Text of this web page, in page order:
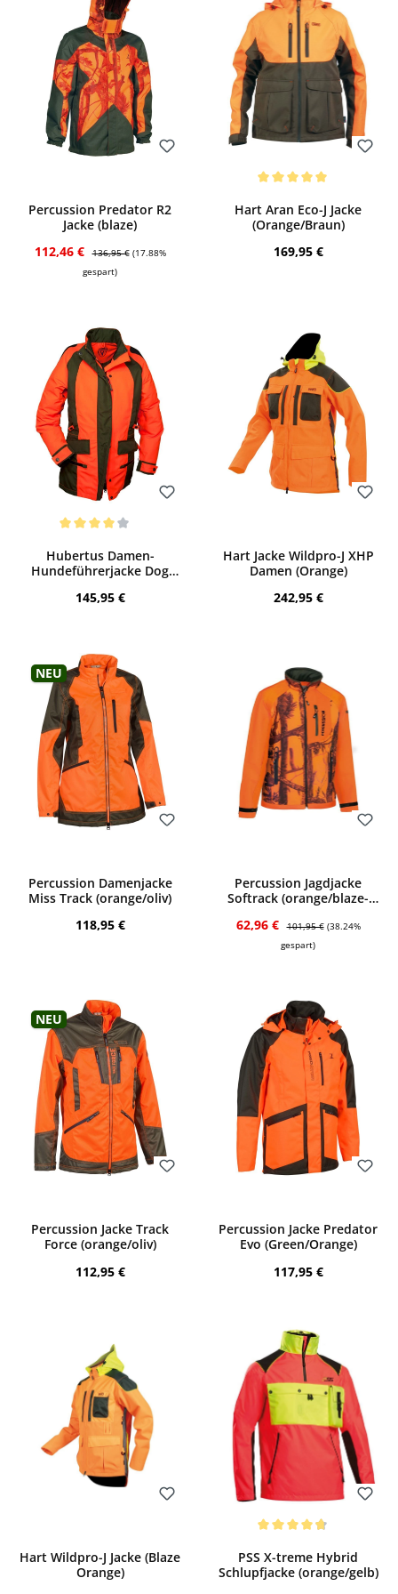
Percussion Predator R2
Jacke (blaze)
Verkaufspreis:
112,46 € Regulärer Preis:
136,95 € (17.88%
gespart)
Bewerten
Hart Aran Eco-J Jacke
(Orange/Braun)
Regulärer Preis:
169,95 €
Bewerten
Hubertus Damen-
Hundeführerjacke Dog
Regulärer Preis:
145,95 €
Hart Jacke Wildpro-J XHP
Damen (Orange)
Regulärer Preis:
242,95 €
Neu
Percussion Damenjacke
Miss Track (orange/oliv)
Regulärer Preis:
118,95 €
Percussion Jagdjacke
Softrack (orange/blaze-
Verkaufspreis:
62,96 € Regulärer Preis:
101,95 € (38.24%
gespart)
Neu
Percussion Jacke Track
Force (orange/oliv)
Regulärer Preis:
112,95 €
Percussion Jacke Predator
Evo (Green/Orange)
Regulärer Preis:
117,95 €
Hart Wildpro-J Jacke (Blaze
Orange)
Bewerten
PSS X-treme Hybrid
Schlupfjacke (orange/gelb)